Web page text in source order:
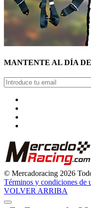
MANTENTE AL DÍA
© Mercadoracing 2026
Términos y condiciones de
VOLVER ARRIBA